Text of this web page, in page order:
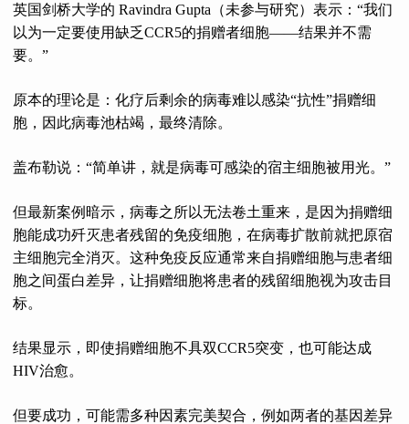
英国剑桥大学的 Ravindra Gupta（未参与研究）表示：“我们
以为一定要使用缺乏CCR5的捐赠者细胞——结果并不需
要。”
原本的理论是：化疗后剩余的病毒难以感染“抗性”捐赠细
胞，因此病毒池枯竭，最终清除。
盖布勒说：“简单讲，就是病毒可感染的宿主细胞被用光。”
但最新案例暗示，病毒之所以无法卷土重来，是因为捐赠细
胞能成功歼灭患者残留的免疫细胞，在病毒扩散前就把原宿
主细胞完全消灭。这种免疫反应通常来自捐赠细胞与患者细
胞之间蛋白差异，让捐赠细胞将患者的残留细胞视为攻击目
标。
结果显示，即使捐赠细胞不具双CCR5突变，也可能达成
HIV治愈。
但要成功，可能需多种因素完美契合，例如两者的基因差异